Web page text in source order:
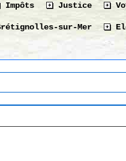
Impôts Justice
sur-Mer